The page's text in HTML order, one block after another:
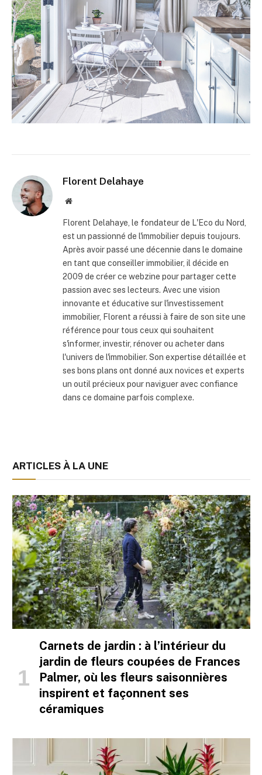
Florent Delahaye
Site
Florent Delahaye, le fondateur de L'Eco du Nord,
est un passionné de l'immobilier depuis toujours.
Après avoir passé une décennie dans le domaine
en tant que conseiller immobilier, il décide en
2009 de créer ce webzine pour partager cette
passion avec ses lecteurs. Avec une vision
innovante et éducative sur l'investissement
immobilier, Florent a réussi à faire de son site une
référence pour tous ceux qui souhaitent
s'informer, investir, rénover ou acheter dans
l'univers de l'immobilier. Son expertise détaillée et
ses bons plans ont donné aux novices et experts
un outil précieux pour naviguer avec confiance
dans ce domaine parfois complexe.
ARTICLES À LA UNE
Carnets de jardin : à l’intérieur du
jardin de fleurs coupées de Frances
Palmer, où les fleurs saisonnières
inspirent et façonnent ses
céramiques